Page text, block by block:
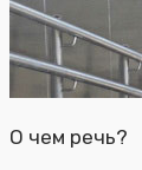
О чем речь?